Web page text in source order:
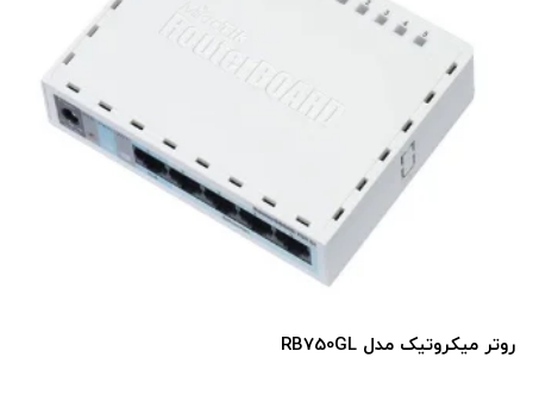
روتر میکروتیک مدل RB750GL